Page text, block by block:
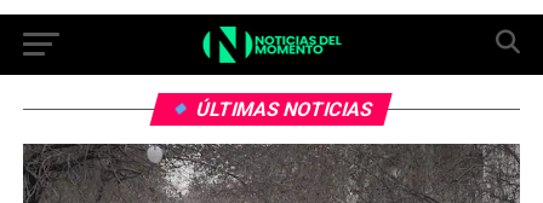
ÚLTIMAS NOTICIAS